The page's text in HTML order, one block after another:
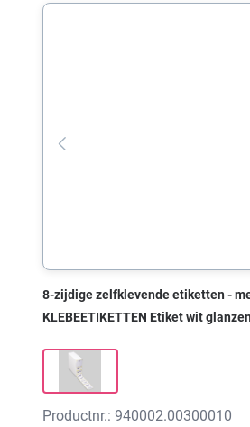
8-zijdige zelfklevende etiketten -
KLEBEETIKETTEN Etiket wit
Productnr.: 940002.00300010